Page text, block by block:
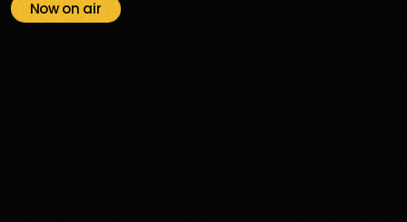
Now on air